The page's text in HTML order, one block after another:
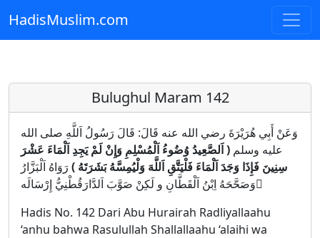
Skip to main content
HadisMuslim.com
Bulughul Maram 142
وَعَنْ أَبِي هُرَيْرَةَ رضي الله عنه قَالَ: قَالَ رَسُولُ اَللَّهِ صلى الله
عليه وسلم ( اَلصَّعِيدُ وُضُوءُ اَلْمُسْلِمِ وَإِنْ لَمْ يَجِدِ اَلْمَاءَ عَشْرَ
سِنِينَ فَإِذَا وَجَدَ اَلْمَاءَ فَلْيَتَّقِ اَللَّهَ وَلْيُمِسَّهُ بَشَرَتَهُ )رَوَاهُ اَلْبَزَّارُ
وَصَحَّحَهُ اِبْنُ اَلْقَطَّانِ و لَكِنْ صَوَّبَ اَلدَّارَقُطْنِيُّ إِرْسَالَه ُ
Hadis No. 142 Dari Abu Hurairah Radliyallaahu
‘anhu bahwa Rasulullah Shallallaahu ‘alaihi wa